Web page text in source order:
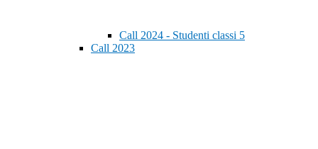
Call 2024 - Studenti classi 5
Call 2023